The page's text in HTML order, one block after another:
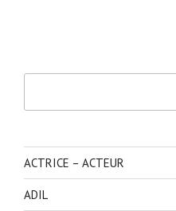
ACTRICE – ACTEUR
ADIL